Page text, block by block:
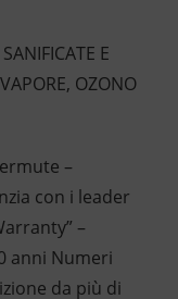
E
OZONO
–
con i leader
–
anni Numeri
da più di